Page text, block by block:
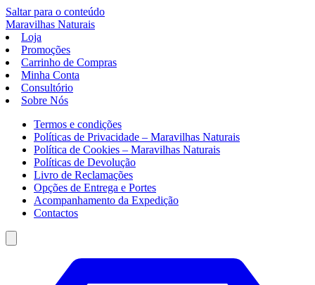
Saltar para o conteúdo
Maravilhas Naturais
Loja
Promoções
Carrinho de Compras
Minha Conta
Consultório
Sobre Nós
Termos e condições
Políticas de Privacidade – Maravilhas Naturais
Política de Cookies – Maravilhas Naturais
Políticas de Devolução
Livro de Reclamações
Opções de Entrega e Portes
Acompanhamento da Expedição
Contactos